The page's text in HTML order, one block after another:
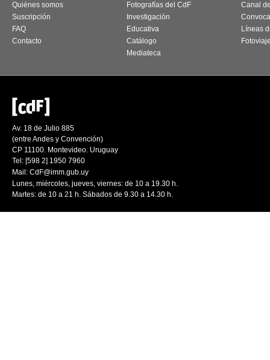
Quiénes somos
Suscripción
FAQ
Contacto
Fotografías del CdF
Investigación
Educativa
Catálogo
Mediateca
Canal
Líneas
Av. 18 de Julio 885
(entre Andes y Convención)
CP 11100. Montevideo. Uruguay
Tel: [598 2] 1950 7960
Mail: CdF@imm.gub.uy
Lunes, miércoles, jueves, viernes: de 10 a 19.30 h.
Martes: de 10 a 21 h. Sábados de 9.30 a 14.30 h.